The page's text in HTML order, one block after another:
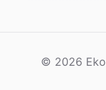
© 2026